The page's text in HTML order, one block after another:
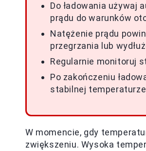
Do ładowania używaj
prądu do warunków
Natężenie prądu
przegrzania lub
Regularnie monitoruj
Po zakończeniu
stabilnej
W momencie, gdy
zwiększeniu. Wysoka